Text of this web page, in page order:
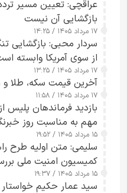
عراقچی: تعیین مسیر
بازگشایی آن نیست
۱۷ مرداد ۱۴۰۵ / ۱۴:۲۵
سردار محبی: بازگشایی
از سوی آمریکا وابسته
۱۷ مرداد ۱۴۰۵ / ۱۳:۲۵
آخرین قیمت سکه، طلا و دلار 17
۱۷ مرداد ۱۴۰۵ / ۱۱:۵۸
بازدید فرماندهان پلیس
مهم به مناسبت روز
تقویت امنیت و اعتماد
۱۵ مرداد ۱۴۰۵ / ۱۹:۵۲
سلیمی: متن اولیه طرح
کمیسیون امنیت ملی
۱۵ مرداد ۱۴۰۵ / ۱۹:۳۷
سید عمار حکیم